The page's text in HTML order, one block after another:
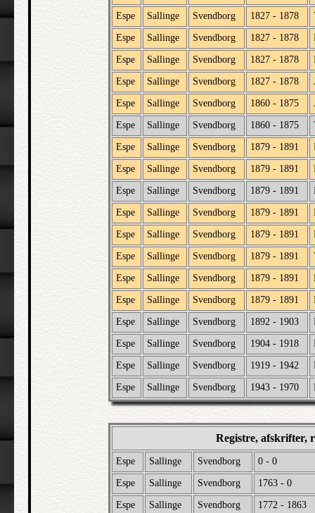
Espe Sallinge Svendborg 1827 - 1878
Espe Sallinge Svendborg 1827 - 1878
Espe Sallinge Svendborg 1827 - 1878
Espe Sallinge Svendborg 1827 - 1878
Espe Sallinge Svendborg 1860 - 1875
Espe Sallinge Svendborg 1860 - 1875
Espe Sallinge Svendborg 1879 - 1891
Espe Sallinge Svendborg 1879 - 1891
Espe Sallinge Svendborg 1879 - 1891
Espe Sallinge Svendborg 1879 - 1891
Espe Sallinge Svendborg 1879 - 1891
Espe Sallinge Svendborg 1879 - 1891
Espe Sallinge Svendborg 1879 - 1891
Espe Sallinge Svendborg 1879 - 1891
Espe Sallinge Svendborg 1892 - 1903
Espe Sallinge Svendborg 1904 - 1918
Espe Sallinge Svendborg 1919 - 1942
Espe Sallinge Svendborg 1943 - 1970
Registre, afskrifter,
Espe Sallinge Svendborg 0 - 0
Espe Sallinge Svendborg 1763 - 0
Espe Sallinge Svendborg 1772 - 1863